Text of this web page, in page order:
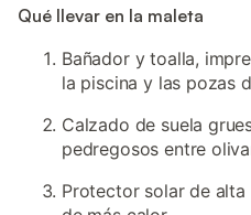
Qué llevar en la maleta
Bañador y toalla,
la piscina y las pozas
Calzado de suela
pedregosos entre
Protector solar de